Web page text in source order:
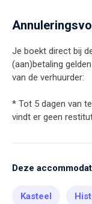
Je boekt direct bij
(aan)betaling
van de verhuurder:
* Tot 5 dagen van
vindt er geen
Deze
Kasteel